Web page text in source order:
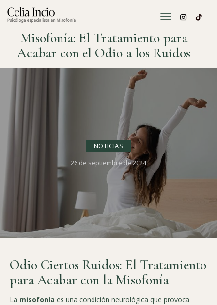
Misofonía: El Tratamiento para
Acabar con el Odio a los Ruidos
NOTICIAS
26 de septiembre de 2024
Odio Ciertos Ruidos: El Tratamiento
para Acabar con la Misofonía
La misofonía es una condición neurológica que provoca